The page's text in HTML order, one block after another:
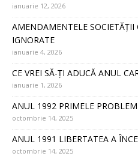
ianuarie 12, 2026
AMENDAMENTELE
IGNORATE
ianuarie 4, 2026
CE VREI SĂ-ȚI ADUCĂ ANUL
ianuarie 1, 2026
ANUL 1992 PRIMELE
octombrie 14, 2025
ANUL 1991 LIBERTATEA A
octombrie 14, 2025